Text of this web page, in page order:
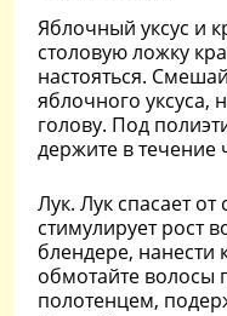
Яблочный уксус и
столовую ложку
настояться.
яблочного уксуса,
голову. Под
держите в течение
Лук. Лук спасает
стимулирует рост
блендере, нанести
обмотайте волосы
полотенцем,